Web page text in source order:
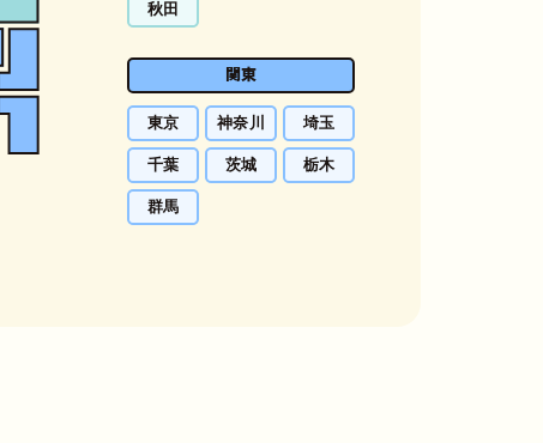
秋田
関東
東京 神奈川 埼玉
千葉 茨城 栃木
群馬